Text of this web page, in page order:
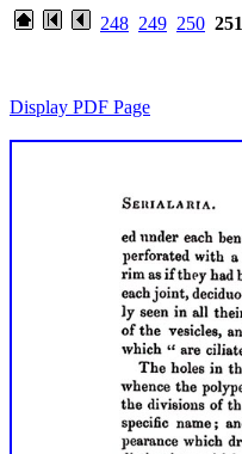
248 249 250 251
Display PDF Page